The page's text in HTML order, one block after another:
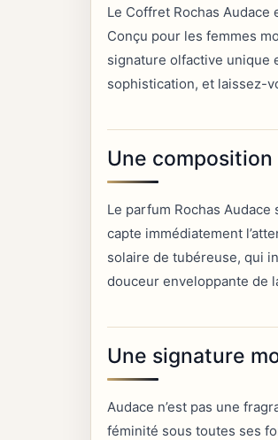
Le Coffret Rochas Audace
Conçu pour les femmes
signature olfactive unique
sophistication, et laissez-
Une
Le parfum Rochas
capte immédiatement
solaire de tubéreuse, qui
douceur enveloppante de
Une signature
Audace n’est pas une
féminité sous toutes ses